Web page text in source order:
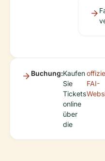
Buchung:Kaufen
Sie
Tickets
online
über
die
FAI-